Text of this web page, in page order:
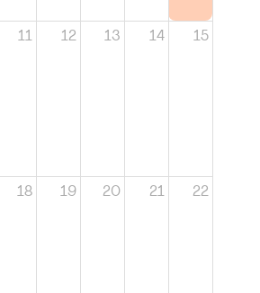
11 12 13 14 15
18 19 20 21 22